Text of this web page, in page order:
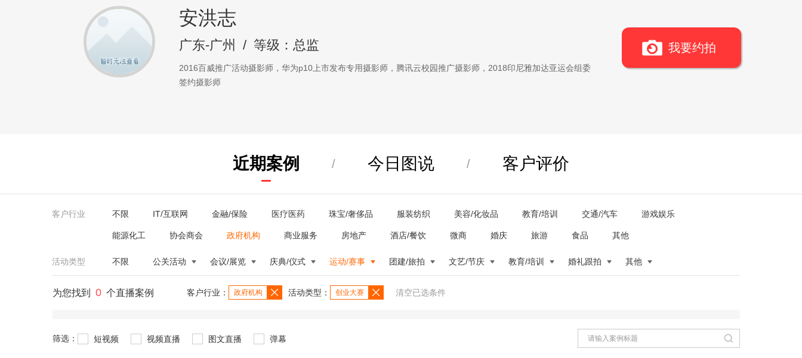
安洪志
广东-广州 / 等级：总监
2016百威推广活动摄影师，华为p10上市发布专用摄影师，腾讯云校园推广摄影师，2018印尼雅加达亚运会组委
签约摄影师
我要约拍
近期案例 / 今日图说 / 客户评价
客户行业 不限 IT/互联网 金融/保险 医疗医药 珠宝/奢侈品 服装纺织 美容/化妆品 教育/培训 交通/汽车 游戏娱乐
能源化工 协会商会 政府机构 商业服务 房地产 酒店/餐饮 微商 婚庆 旅游 食品 其他
活动类型 不限 公关活动 会议/展览 庆典/仪式 运动/赛事 团建/旅拍 文艺/节庆 教育/培训 婚礼跟拍 其他
为您找到 0 个直播案例 客户行业： 政府机构 活动类型： 创业大赛 清空已选条件
筛选： 短视频 视频直播 图文直播 弹幕